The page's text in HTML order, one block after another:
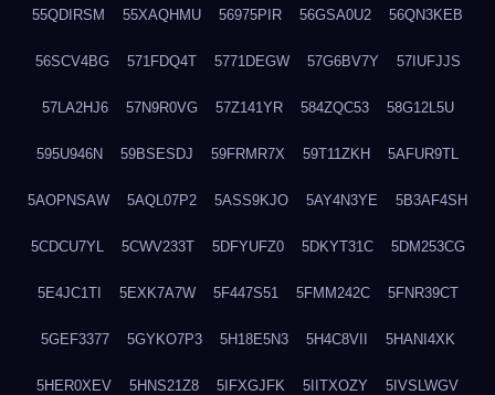
55QDIRSM 55XAQHMU 56975PIR 56GSA0U2 56QN3KEB
56SCV4BG 571FDQ4T 5771DEGW 57G6BV7Y 57IUFJJS
57LA2HJ6 57N9R0VG 57Z141YR 584ZQC53 58G12L5U
595U946N 59BSESDJ 59FRMR7X 59T11ZKH 5AFUR9TL
5AOPNSAW 5AQL07P2 5ASS9KJO 5AY4N3YE 5B3AF4SH
5CDCU7YL 5CWV233T 5DFYUFZ0 5DKYT31C 5DM253CG
5E4JC1TI 5EXK7A7W 5F447S51 5FMM242C 5FNR39CT
5GEF3377 5GYKO7P3 5H18E5N3 5H4C8VII 5HANI4XK
5HER0XEV 5HNS21Z8 5IFXGJFK 5IITXOZY 5IVSLWGV